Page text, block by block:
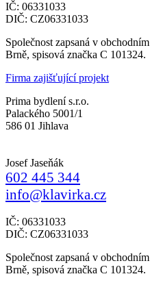
IČ: 06331033
DIČ: CZ06331033
Společnost zapsaná v
Brně, spisová značka C 101324.
Firma zajišťující projekt
Prima bydlení s.r.o.
Palackého 5001/1
586 01 Jihlava
Josef Jaseňák
602 445 344
info@klavirka.cz
IČ: 06331033
DIČ: CZ06331033
Společnost zapsaná v
Brně, spisová značka C 101324.